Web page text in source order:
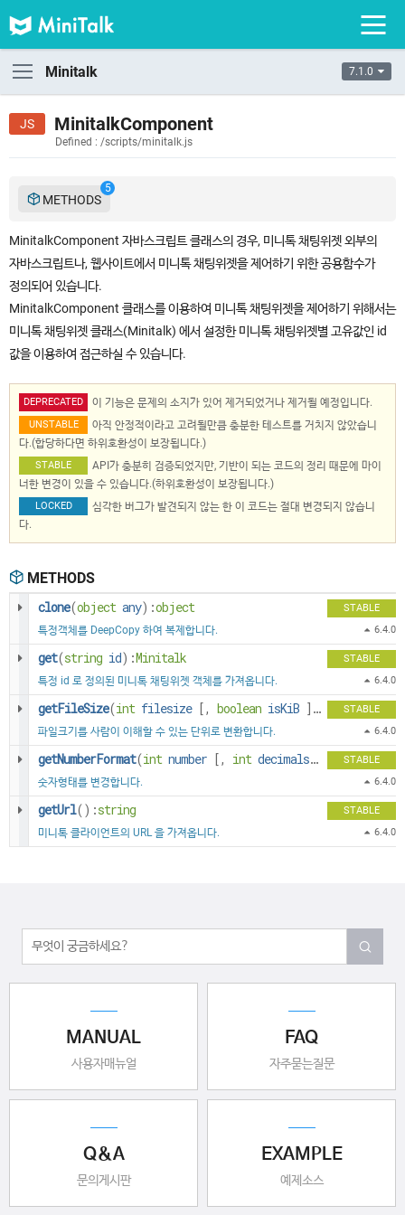
Minitalk 7.1.0
MinitalkComponent
Defined : /scripts/minitalk.js
METHODS
5
MinitalkComponent 자바스크립트 클래스의 경우, 미니톡 채팅위젯 외부의
자바스크립트나, 웹사이트에서 미니톡 채팅위젯을 제어하기 위한 공용함수가
정의되어 있습니다.
MinitalkComponent 클래스를 이용하여 미니톡 채팅위젯을 제어하기 위해서는
미니톡 채팅위젯 클래스(Minitalk) 에서 설정한 미니톡 채팅위젯별 고유값인 id
값을 이용하여 접근하실 수 있습니다.
DEPRECATED 이 기능은 문제의 소지가 있어 제거되었거나 제거될 예정입니다.
UNSTABLE
아직 안정적이라고 고려될만큼 충분한 테스트를 거치지 않았습니
다.(합당하다면 하위호환성이 보장됩니다.)
STABLE
API가 충분히 검증되었지만, 기반이 되는 코드의 정리 때문에 마이
너한 변경이 있을 수 있습니다.(하위호환성이 보장됩니다.)
LOCKED
심각한 버그가 발견되지 않는 한 이 코드는 절대 변경되지 않습니
다.
METHODS
clone(object any):object
특정객체를 DeepCopy 하여 복제합니다.
STABLE
6.4.0
get(string id):Minitalk
특정 id 로 정의된 미니톡 채팅위젯 객체를 가져옵니다.
STABLE
6.4.0
getFileSize(int filesize [, boolean isKiB ] ): string
파일크기를 사람이 이해할 수 있는 단위로 변환합니다.
STABLE
6.4.0
getNumberFormat(int number [, int decimals, string
숫자형태를 변경합니다.
STABLE
6.4.0
getUrl():string
미니톡 클라이언트의 URL 을 가져옵니다.
STABLE
6.4.0
MANUAL
사용자매뉴얼
FAQ
자주묻는질문
Q&A
문의게시판
EXAMPLE
예제소스